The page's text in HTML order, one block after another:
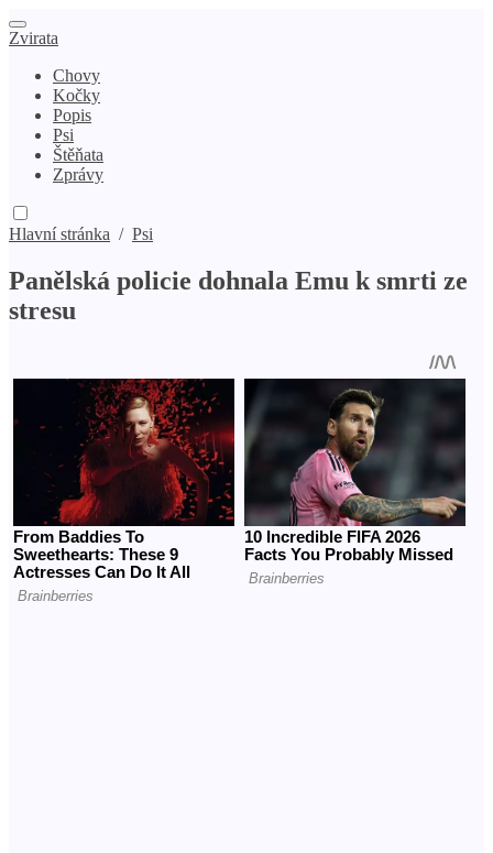
Zvirata
Chovy
Kočky
Popis
Psi
Štěňata
Zprávy
Hlavní stránka / Psi
Panělská policie dohnala Emu k smrti ze
stresu